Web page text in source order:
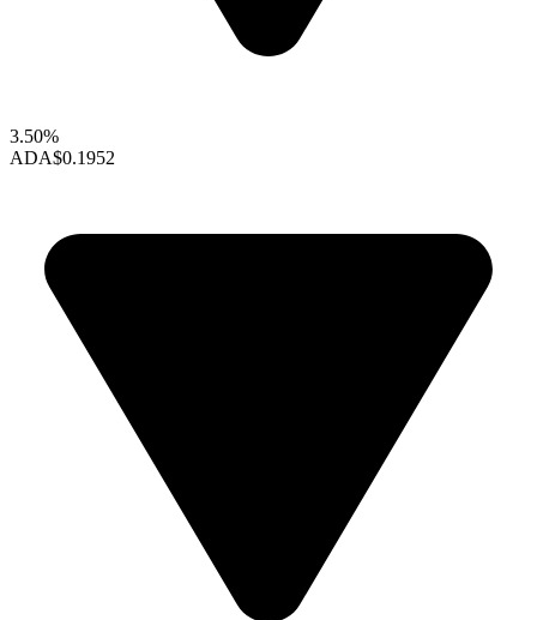
3.50%
ADA$0.1952